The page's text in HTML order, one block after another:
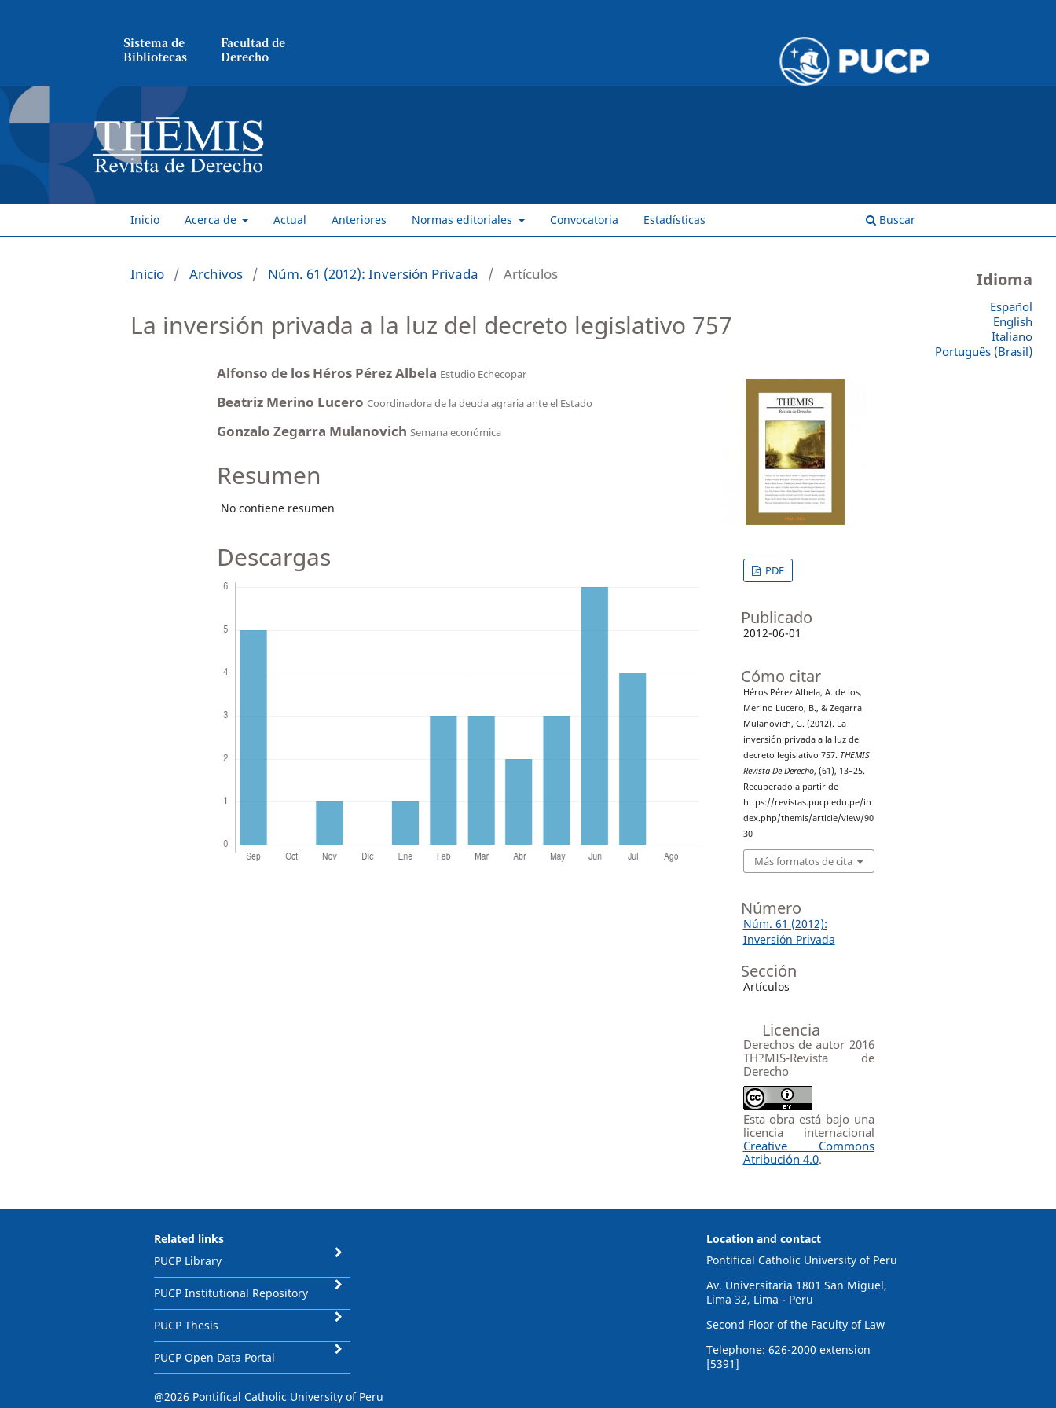
Sistema de
Bibliotecas
Facultad de
Derecho
Inicio Acerca de Actual Anteriores Normas editoriales Convocatoria Estadísticas Buscar
Inicio / Archivos / Núm. 61 (2012): Inversión Privada / Artículos
La inversión privada a la luz del decreto legislativo 757
Alfonso de los Héros Pérez Albela Estudio Echecopar
Beatriz Merino Lucero Coordinadora de la deuda agraria ante el Estado
Gonzalo Zegarra Mulanovich Semana económica
Resumen
No contiene resumen
Descargas PDF
Publicado
2012-06-01
Cómo citar
Héros Pérez Albela, A. de los,
Merino Lucero, B., & Zegarra
Mulanovich, G. (2012). La
inversión privada a la luz del
decreto legislativo 757. THEMIS
Revista De Derecho, (61), 13–25.
Recuperado a partir de
https://revistas.pucp.edu.pe/in
dex.php/themis/article/view/90
30
Más formatos de cita
Número
Núm. 61 (2012):
Inversión Privada
Sección
Artículos
Licencia
Derechos de autor 2016
TH?MIS-Revista de
Derecho
Esta obra está bajo una
licencia internacional
Creative Commons
Atribución 4.0.
Idioma
Español
English
Italiano
Português (Brasil)
Related links
PUCP Library
PUCP Institutional Repository
PUCP Thesis
PUCP Open Data Portal
Location and contact
Pontifical Catholic University of Peru
Av. Universitaria 1801 San Miguel,
Lima 32, Lima - Peru
Second Floor of the Faculty of Law
Telephone: 626-2000 extension
[5391]
@2026 Pontifical Catholic University of Peru